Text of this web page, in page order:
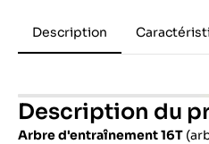
Description
Description du
Arbre d'entraînement 16T